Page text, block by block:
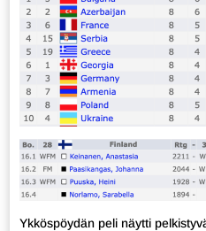
Ykköspöydän peli näytti